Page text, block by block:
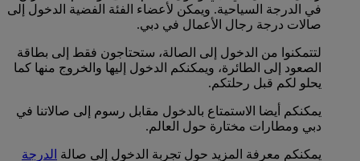
في الدرجة السياحية. ويمكن لأعضاء الفئة الفضية الدخول إلى
صالات درجة رجال الأعمال في دبي.
لتتمكنوا من الدخول إلى الصالة، ستحتاجون فقط إلى بطاقة
الصعود إلى الطائرة، ويمكنكم الدخول إليها والخروج منها كما
يحلو لكم قبل رحلتكم.
يمكنكم أيضا الاستمتاع بالدخول مقابل رسوم إلى صالاتنا في
دبي ومطارات مختارة حول العالم.
يمكنكم معرفة المزيد حول تجربة الدخول إلى صالة الدرجة